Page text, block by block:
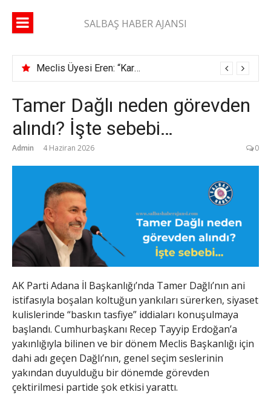
SALBAŞ HABER AJANSI
Meclis Üyesi Eren: “Karaisalı yolunda 2 ay geçti, şerit çizgisi bile çekilmedi”
Tamer Dağlı neden görevden
alındı? İşte sebebi…
Admin 4 Haziran 2026 0
AK Parti Adana İl Başkanlığı’nda Tamer Dağlı’nın ani
istifasıyla boşalan koltuğun yankıları sürerken, siyaset
kulislerinde “baskın tasfiye” iddiaları konuşulmaya
başlandı. Cumhurbaşkanı Recep Tayyip Erdoğan’a
yakınlığıyla bilinen ve bir dönem Meclis Başkanlığı için
dahi adı geçen Dağlı’nın, genel seçim seslerinin
yakından duyulduğu bir dönemde görevden
çektirilmesi partide şok etkisi yarattı.